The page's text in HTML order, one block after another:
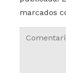
marcados